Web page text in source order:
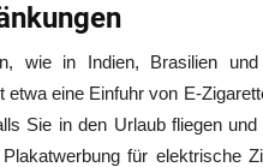
wie in Indien, Brasilien
etwa eine Einfuhr von E-
Sie in den Urlaub fliegen
für elektrische